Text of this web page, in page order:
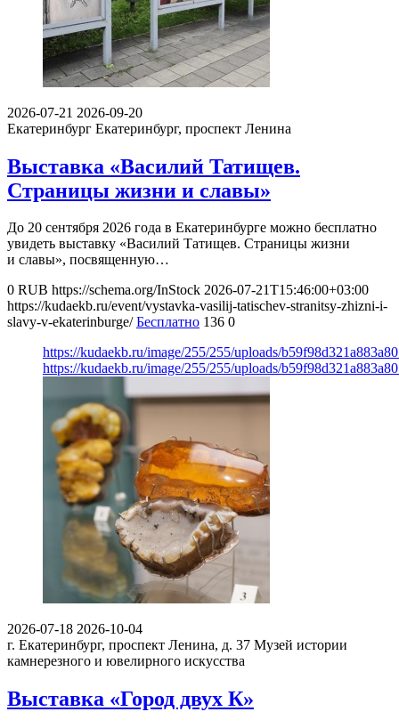
2026-07-21 2026-09-20
Екатеринбург Екатеринбург, проспект Ленина
Выставка «Василий Татищев.
Страницы жизни и славы»
До 20 сентября 2026 года в Екатеринбурге можно бесплатно
увидеть выставку «Василий Татищев. Страницы жизни
и славы», посвященную…
0 RUB https://schema.org/InStock 2026-07-21T15:46:00+03:00
https://kudaekb.ru/event/vystavka-vasilij-tatischev-stranitsy-zhizni-i-
slavy-v-ekaterinburge/ Бесплатно 136 0
https://kudaekb.ru/image/255/255/uploads/
https://kudaekb.ru/image/255/255/uploads/
2026-07-18 2026-10-04
г. Екатеринбург, проспект Ленина, д. 37 Музей истории
камнерезного и ювелирного искусства
Выставка «Город двух К»